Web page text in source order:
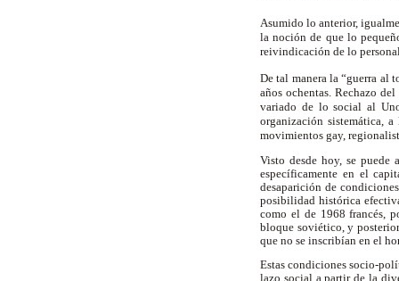
Asumido lo anterior,
la noción de que lo
reivindicación de lo
De tal manera la “guerra al
años ochentas. Rechazo
variado de lo social al
organización sistemática,
movimientos gay,
Visto desde hoy, se
específicamente en el
desaparición de
posibilidad histórica
como el de 1968 francés,
bloque soviético, y
que no se inscribían en el
Estas condiciones socio-